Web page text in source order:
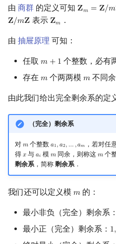
由 商群 的定义可知 𝐙𝑚 = 𝐙/𝑚
Zm =Z/mZ
𝐙/𝑚𝐙
Z/mZ 表示 𝐙𝑚
Zm ．
由 抽屉原理 可知：
任取 𝑚 + 1
m +1 个整数，必有
存在 𝑚
m 个两两模𝑚
m 不同
由此我们给出完全剩余系的定
（完全）剩余系
对 𝑚
m个整数 𝑎1,𝑎2, … ,𝑎𝑚
a1,a2,…,a m ，若对任
得 𝑥
x与 𝑎𝑖
ai 模 𝑚
m同余，则称这 𝑚
m 个
剩余系，简称 剩余系．
我们还可以定义模 𝑚
m 的：
最小非负（完全）剩余系：
最小正（完全）剩余系： 1,
1,